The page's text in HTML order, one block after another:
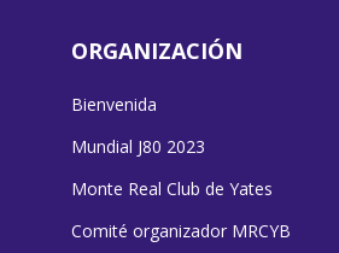
ORGANIZACIÓN
Bienvenida
Mundial J80 2023
Monte Real Club de Yates
Comité organizador MRCYB